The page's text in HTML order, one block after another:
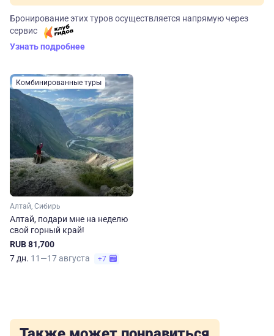
Бронирование этих туров осуществляется напрямую через
сервис
Узнать подробнее
Комбинированные туры
Алтай, Сибирь
Алтай, подари мне на неделю
свой горный край!
RUB 81,700
7 дн. 11—17 августа +7